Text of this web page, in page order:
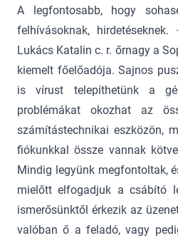
A legfontosabb, hogy
felhívásoknak,
Lukács Katalin c. r. őrnagy a
kiemelt főelőadója. Sajnos
is vírust telepíthetünk a
problémákat okozhat az
számítástechnikai eszközön,
fiókunkkal össze vannak
Mindig legyünk megfontoltak,
mielőtt elfogadjuk a csábító
ismerősünktől érkezik az
valóban ő a feladó, vagy